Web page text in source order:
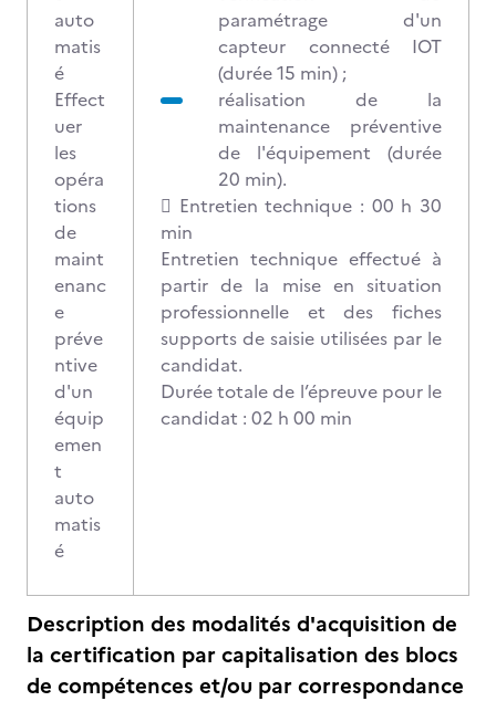
auto
matis
é
Effect
uer
les
opéra
tions
de
maint
enanc
e
préve
ntive
d'un
équip
emen
t
auto
matis
é
paramétrage d'un
capteur connecté IOT
(durée 15 min) ;
réalisation de la
maintenance préventive
de l'équipement (durée
20 min).
 Entretien technique : 00 h 30
min
Entretien technique effectué à
partir de la mise en situation
professionnelle et des fiches
supports de saisie utilisées par le
candidat.
Durée totale de l’épreuve pour le
candidat : 02 h 00 min
Description des modalités d'acquisition de
la certification par capitalisation des blocs
de compétences et/ou par correspondance